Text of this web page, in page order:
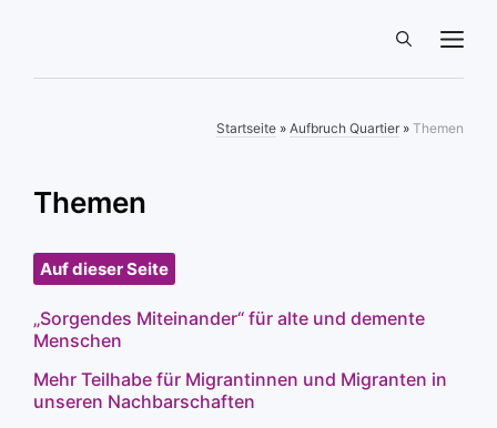
Startseite » Aufbruch Quartier » Themen
Themen
Auf dieser Seite
„Sorgendes Miteinander“ für alte und demente
Menschen
Mehr Teilhabe für Migrantinnen und Migranten in
unseren Nachbarschaften